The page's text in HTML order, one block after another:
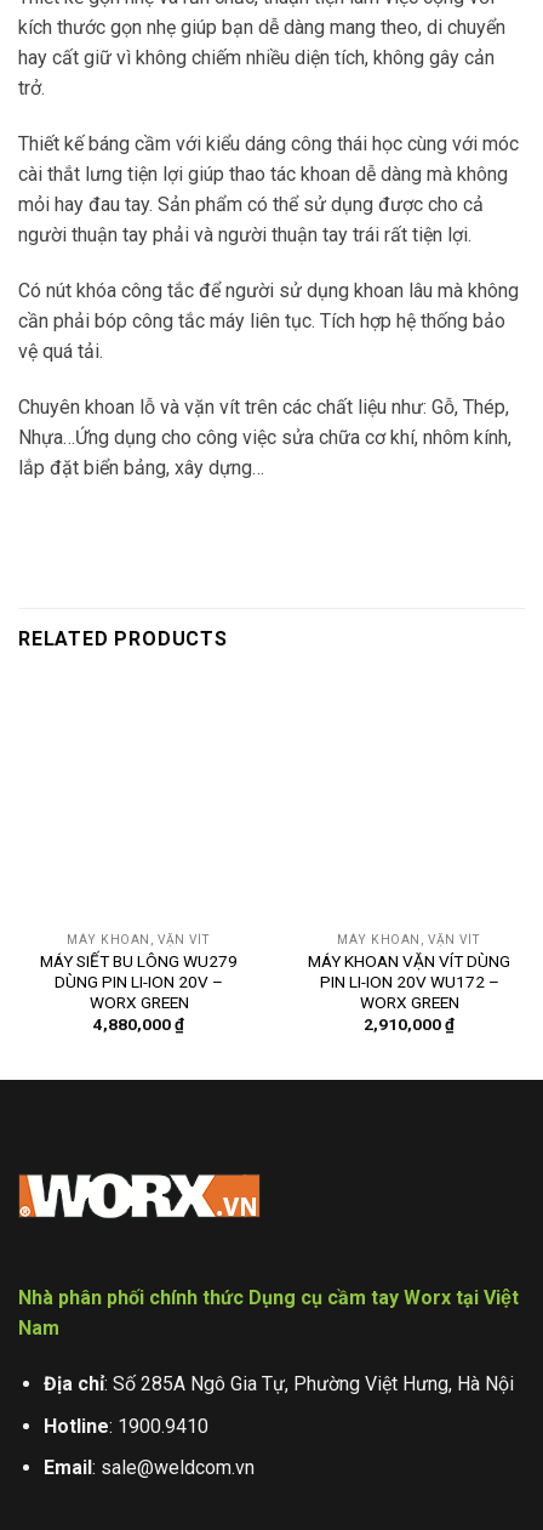
kích thước gọn nhẹ giúp bạn dễ dàng mang theo, di chuyển
hay cất giữ vì không chiếm nhiều diện tích, không gây cản
trở.
Thiết kế báng cầm với kiểu dáng công thái học cùng với móc
cài thắt lưng tiện lợi giúp thao tác khoan dễ dàng mà không
mỏi hay đau tay. Sản phẩm có thể sử dụng được cho cả
người thuận tay phải và người thuận tay trái rất tiện lợi.
Có nút khóa công tắc để người sử dụng khoan lâu mà không
cần phải bóp công tắc máy liên tục. Tích hợp hệ thống bảo
vệ quá tải.
Chuyên khoan lỗ và vặn vít trên các chất liệu như: Gỗ, Thép,
Nhựa…Ứng dụng cho công việc sửa chữa cơ khí, nhôm kính,
lắp đặt biển bảng, xây dựng…
RELATED PRODUCTS
MÁY KHOAN, VẶN VÍT
MÁY SIẾT BU LÔNG WU279
DÙNG PIN LI-ION 20V –
WORX GREEN
4,880,000₫
MÁY KHOAN, VẶN VÍT
MÁY KHOAN VẶN VÍT DÙNG
PIN LI-ION 20V WU172 –
WORX GREEN
2,910,000₫
Nhà phân phối chính thức Dụng cụ cầm tay Worx tại Việt
Nam
Địa chỉ: Số 285A Ngô Gia Tự, Phường Việt Hưng, Hà Nội
Hotline: 1900.9410
Email : sale@weldcom.vn